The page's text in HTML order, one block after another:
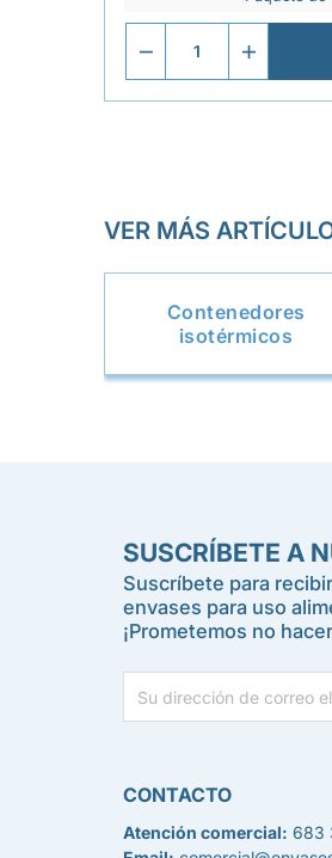
VER MÁS
Contenedores
isotérmicos
SUSCRÍBETE A
Suscríbete para
envases para uso
¡Prometemos no
CONTACTO
Atención comercial: 683